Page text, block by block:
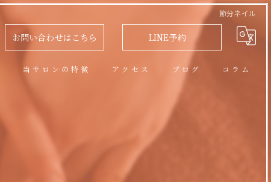
節分ネイル
お問い合わせはこちら LINE予約
当サロンの特徴
フェイシャル
アクセス ブログ コラム